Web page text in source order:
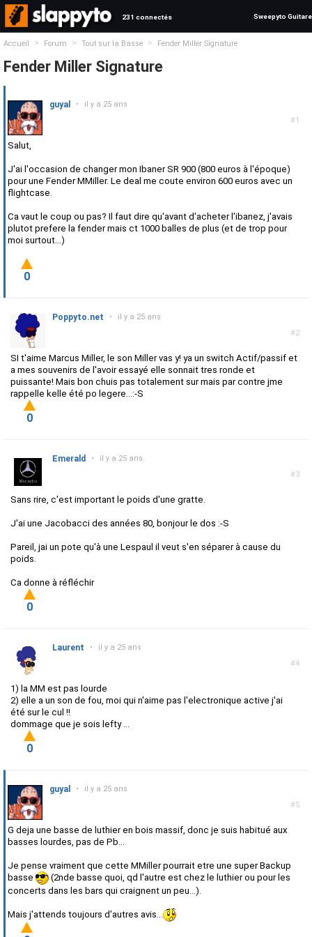
231 connectés Sweepyto Guitare
Accueil > Forum > Tout sur la Basse > Fender Miller Signature
Fender Miller Signature
#1
guyal • il y a 25 ans
Salut,
J'ai l'occasion de changer mon Ibaner SR 900 (800 euros à l'époque)
pour une Fender MMiller. Le deal me coute environ 600 euros avec un
flightcase.
Ca vaut le coup ou pas? Il faut dire qu'avant d'acheter l'ibanez, j'avais
plutot prefere la fender mais ct 1000 balles de plus (et de trop pour
moi surtout...)
0
#2
Poppyto.net • il y a 25 ans
SI t'aime Marcus Miller, le son Miller vas y! ya un switch Actif/passif et
a mes souvenirs de l'avoir essayé elle sonnait tres ronde et
puissante! Mais bon chuis pas totalement sur mais par contre jme
rappelle kelle été po legere...:-S
0
#3
Emerald • il y a 25 ans
Sans rire, c'est important le poids d'une gratte.
J'ai une Jacobacci des années 80, bonjour le dos :-S
Pareil, jai un pote qu'à une Lespaul il veut s'en séparer à cause du
poids.
Ca donne à réfléchir
0
#4
Laurent • il y a 25 ans
1) la MM est pas lourde
2) elle a un son de fou, moi qui n'aime pas l'electronique active j'ai
été sur le cul !!
dommage que je sois lefty ...
0
#5
guyal • il y a 25 ans
G deja une basse de luthier en bois massif, donc je suis habitué aux
basses lourdes, pas de Pb...
Je pense vraiment que cette MMiller pourrait etre une super Backup
basse
(2nde basse quoi, qd l'autre est chez le luthier ou pour les
concerts dans les bars qui craignent un peu...).
Mais j'attends toujours d'autres avis...